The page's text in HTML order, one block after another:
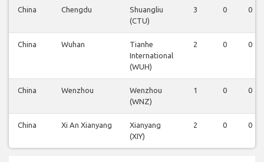
China Chengdu
Shuangliu
(CTU)
3 0 0
China Wuhan
Tianhe
International
(WUH)
2 0 0
China Wenzhou
Wenzhou
(WNZ)
1 0 0
China Xi An Xianyang
Xianyang
(XIY)
2 0 0